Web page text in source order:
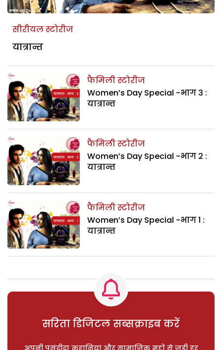
सीरीयल स्टोरीज
यात्रान्त
फैमिली स्टोरीज
Women’s Day Special -भाग 3 :
यात्रान्त
फैमिली स्टोरीज
Women’s Day Special -भाग 2 :
यात्रान्त
फैमिली स्टोरीज
Women’s Day Special -भाग 1 :
यात्रान्त
सरिता डिजिटल सब्सक्राइब करें